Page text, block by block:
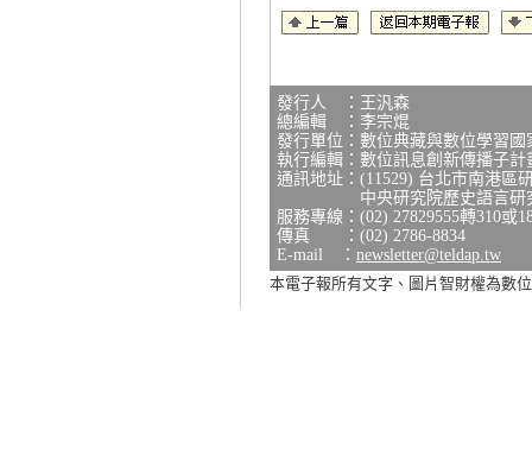
發行人 ：王汎森
總編輯 ：李宗焜
發行單位：數位典藏與數位學習
執行編輯：數位訊息創新傳播子計
通訊地址：(11529) 台北市南港區
中央研究院歷史語言研究
服務專線：(02) 27829555轉310或
傳真 ：(02) 2786-8834
E-mail ： newsletter@teldap.tw
本電子報所有文字、圖片智財權為數